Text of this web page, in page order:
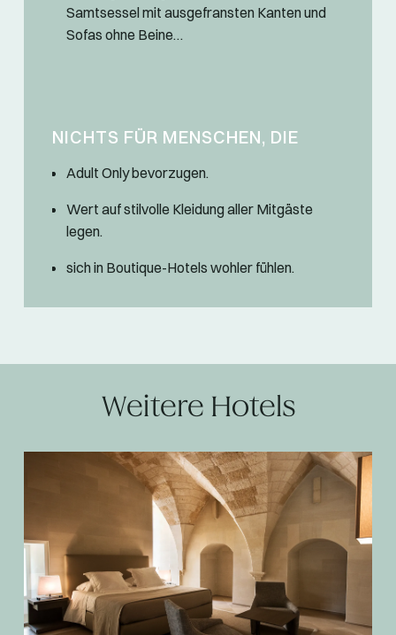
Samtsessel mit ausgefransten Kanten und
Sofas ohne Beine…
NICHTS FÜR MENSCHEN, DIE
Adult Only bevorzugen.
Wert auf stilvolle Kleidung aller Mitgäste
legen.
sich in Boutique-Hotels wohler fühlen.
Weitere Hotels